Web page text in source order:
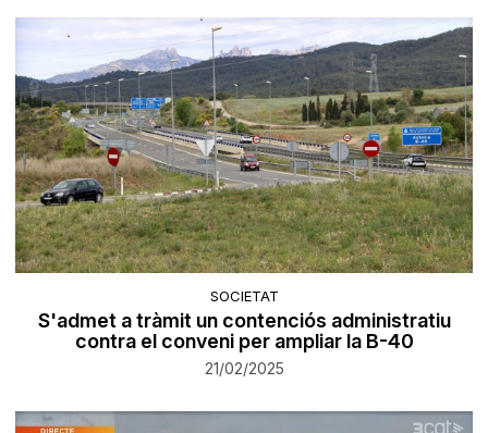
SOCIETAT
S'admet a tràmit un contenciós administratiu
contra el conveni per ampliar la B-40
21/02/2025